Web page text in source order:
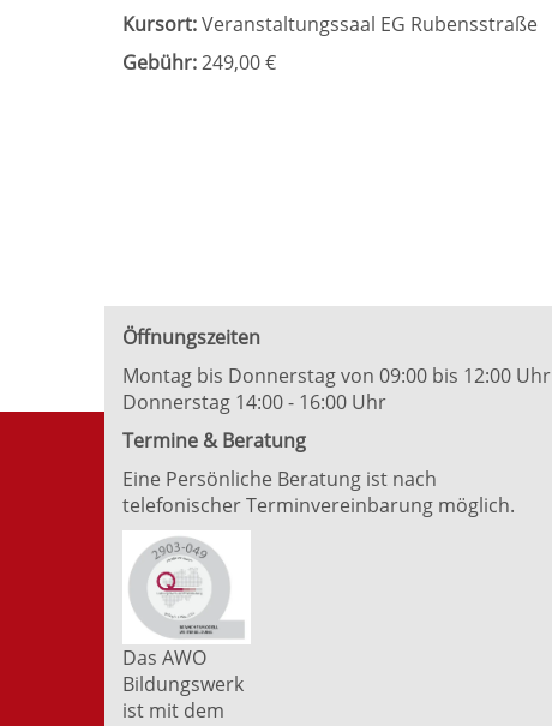
Kursort:Veranstaltungssaal EG Rubensstraße
Gebühr:249,00 €
Öffnungszeiten
Montag bis Donnerstag von 09:00 bis 12:00 Uhr
Donnerstag 14:00 - 16:00 Uhr
Termine & Beratung
Eine Persönliche Beratung ist nach
telefonischer Terminvereinbarung möglich.
Das AWO
Bildungswerk
ist mit dem